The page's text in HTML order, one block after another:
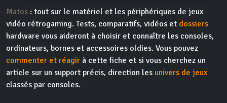
Matos : tout sur le matériel et les périphériques de jeux
vidéo rétrogaming. Tests, comparatifs, vidéos et dossiers
hardware vous aideront à choisir et connaître les consoles,
ordinateurs, bornes et accessoires oldies. Vous pouvez
commenter et réagir à cette fiche et si vous cherchez un
article sur un support précis, direction les univers de jeux
classés par consoles.